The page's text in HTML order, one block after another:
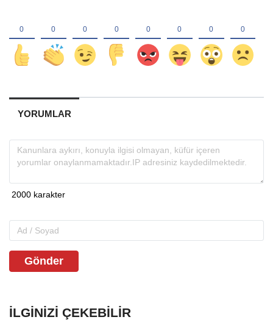
YORUMLAR
Gönder
İLGINIZI ÇEKEBILIR